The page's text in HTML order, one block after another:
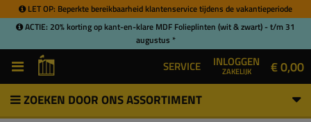
LET OP: Beperkte bereikbaarheid klantenservice tijdens de vakantieperiode
ACTIE: 20% korting op kant-en-klare MDF Folieplinten (wit & zwart) - t/m 31
augustus *
SERVICE INLOGGEN
ZAKELIJK € 0,00
ZOEKEN DOOR ONS ASSORTIMENT